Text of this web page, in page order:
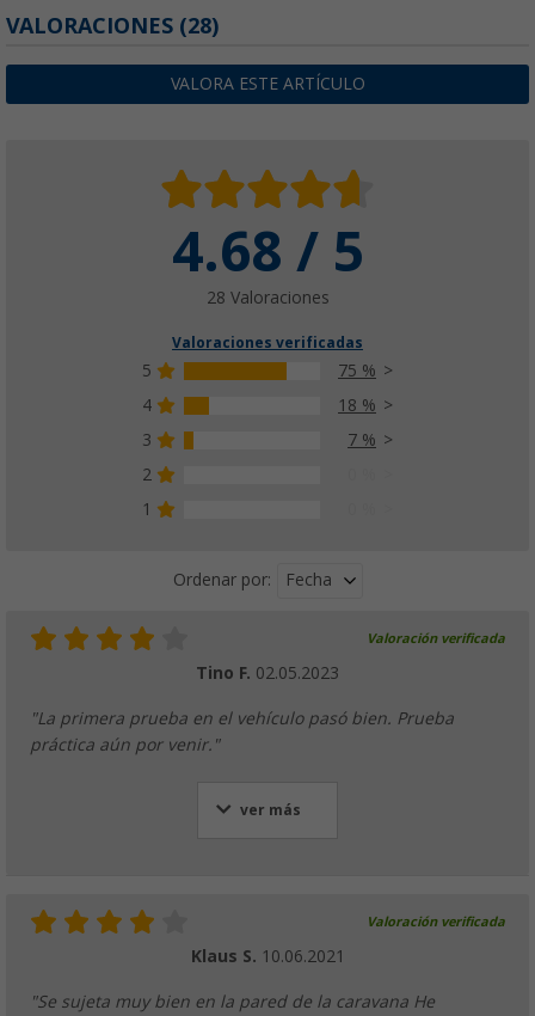
VALORACIONES (28)
VALORA ESTE ARTÍCULO
4.68 / 5
28 Valoraciones
Valoraciones verificadas
5
75 %
4
18 %
3
7 %
2
1
Ordenar por: Fecha
Valoración verificada
Tino F. 02.05.2023
"La primera prueba en el vehículo pasó bien. Prueba
práctica aún por venir."
ver más
Valoración verificada
Klaus S. 10.06.2021
"Se sujeta muy bien en la pared de la caravana He